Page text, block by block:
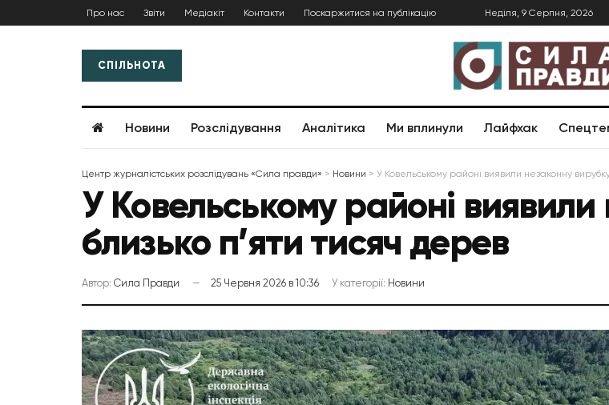
Про нас Звіти Медіакіт Контакти Поскаржитися на публікацію Неділя, 9 Серпня, 2026
СПІЛЬНОТА
Новини Розслідування Аналітика Ми вплинули Лайфхак
Центр журналістських розслідувань «Сила правди» > Новини > У Ковельському районі виявили незаконну
У Ковельському районі
близько п’яти тисяч дерев
Автор: Сила Правди 25 Червня 2026 в 10:36 У категорії: Новини